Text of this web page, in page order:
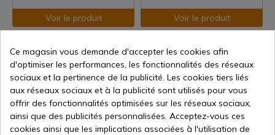
Voir le produit
Katana de OBANAI IGURO -
Tueur de démons
En stock - Expédition
immédiate
39,29 €
Voir le produit
Katana Obanai Iguro Blanc -
Kimetsu No Yaiba
immédiate
57,98 €
Ce magasin vous demande d'accepter les cookies afin
d'optimiser les performances, les fonctionnalités des réseaux
sociaux et la pertinence de la publicité. Les cookies tiers liés
aux réseaux sociaux et à la publicité sont utilisés pour vous
offrir des fonctionnalités optimisées sur les réseaux sociaux,
ainsi que des publicités personnalisées. Acceptez-vous ces
cookies ainsi que les implications associées à l'utilisation de